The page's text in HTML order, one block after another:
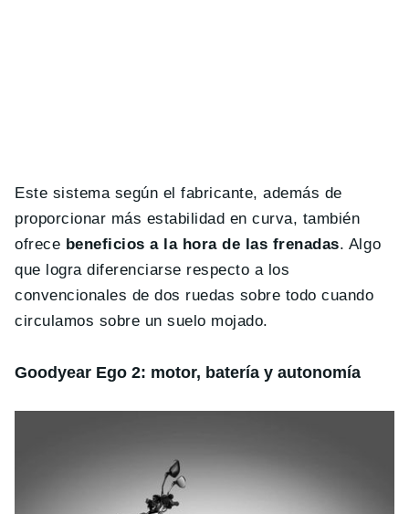
Este sistema según el fabricante, además de
proporcionar más estabilidad en curva, también
ofrece beneficios a la hora de las frenadas. Algo
que logra diferenciarse respecto a los
convencionales de dos ruedas sobre todo cuando
circulamos sobre un suelo mojado.
Goodyear Ego 2: motor, batería y autonomía